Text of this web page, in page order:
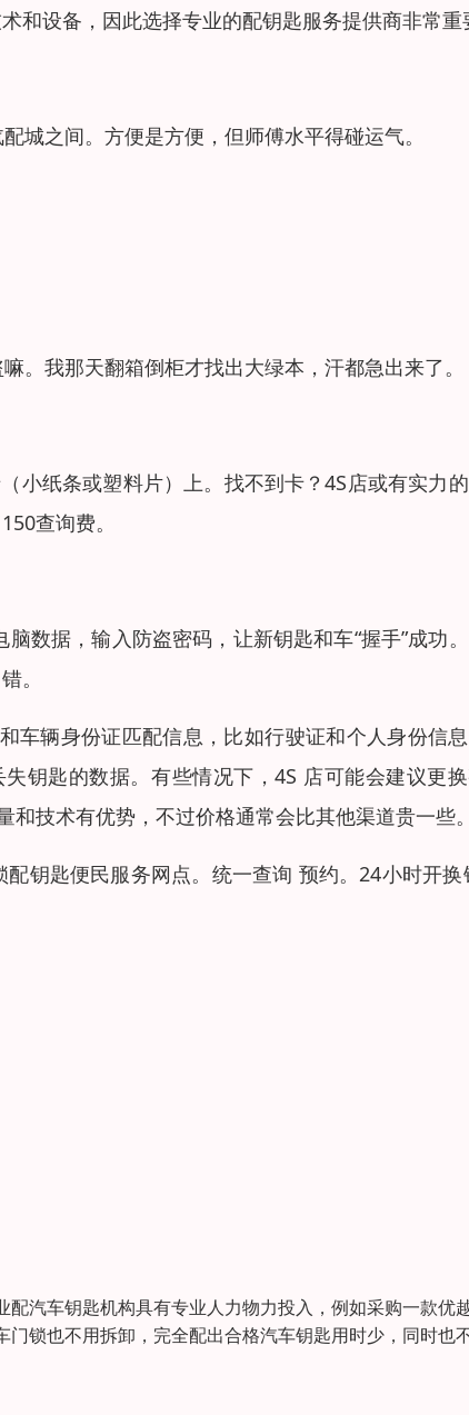
和设备，因此选择专业的配钥匙服务提供商非常重
城之间。方便是方便，但师傅水平得碰运气。
。我那天翻箱倒柜才找出大绿本，汗都急出来了。
小纸条或塑料片）上。找不到卡？4S店或有实力
查询费。
数据，输入防盗密码，让新钥匙和车“握手”成功
。
车辆身份证匹配信息，比如行驶证和个人身份信
钥匙的数据。有些情况下，4S 店可能会建议更
和技术有优势，不过价格通常会比其他渠道贵一些
钥匙便民服务网点。统一查询 预约。24小时开换
汽车钥匙机构具有专业人力物力投入，例如采购一款优
锁也不用拆卸，完全配出合格汽车钥匙用时少，同时也